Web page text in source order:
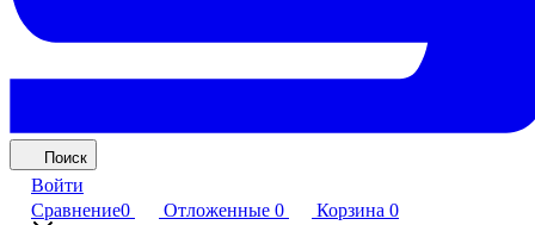
Поиск
Войти
Сравнение0 Отложенные 0 Корзина 0